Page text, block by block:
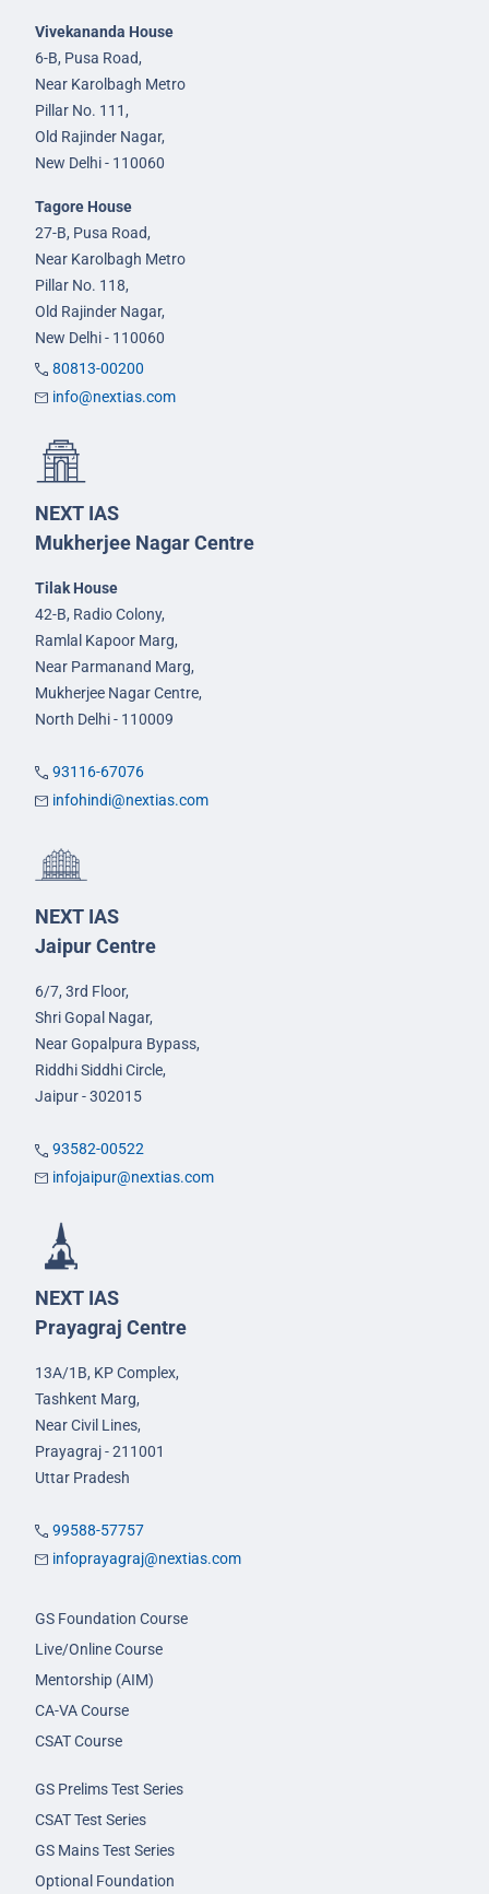
Vivekananda House
6-B, Pusa Road,
Near Karolbagh Metro
Pillar No. 111,
Old Rajinder Nagar,
New Delhi - 110060
Tagore House
27-B, Pusa Road,
Near Karolbagh Metro
Pillar No. 118,
Old Rajinder Nagar,
New Delhi - 110060
80813-00200
info@nextias.com
NEXT IAS
Mukherjee Nagar Centre
Tilak House
42-B, Radio Colony,
Ramlal Kapoor Marg,
Near Parmanand Marg,
Mukherjee Nagar Centre,
North Delhi - 110009
93116-67076
infohindi@nextias.com
NEXT IAS
Jaipur Centre
6/7, 3rd Floor,
Shri Gopal Nagar,
Near Gopalpura Bypass,
Riddhi Siddhi Circle,
Jaipur - 302015
93582-00522
infojaipur@nextias.com
NEXT IAS
Prayagraj Centre
13A/1B, KP Complex,
Tashkent Marg,
Near Civil Lines,
Prayagraj - 211001
Uttar Pradesh
99588-57757
infoprayagraj@nextias.com
GS Foundation Course
Live/Online Course
Mentorship (AIM)
CA-VA Course
CSAT Course
GS Prelims Test Series
CSAT Test Series
GS Mains Test Series
Optional Foundation